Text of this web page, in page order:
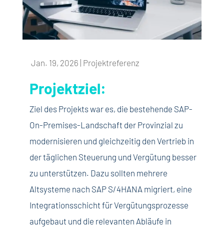
Jan. 19, 2026 | Projektreferenz
Projektziel:
Ziel des Projekts war es, die bestehende SAP-
On-Premises-Landschaft der Provinzial zu
modernisieren und gleichzeitig den Vertrieb in
der täglichen Steuerung und Vergütung besser
zu unterstützen. Dazu sollten mehrere
Altsysteme nach SAP S/4HANA migriert, eine
Integrationsschicht für Vergütungsprozesse
aufgebaut und die relevanten Abläufe in